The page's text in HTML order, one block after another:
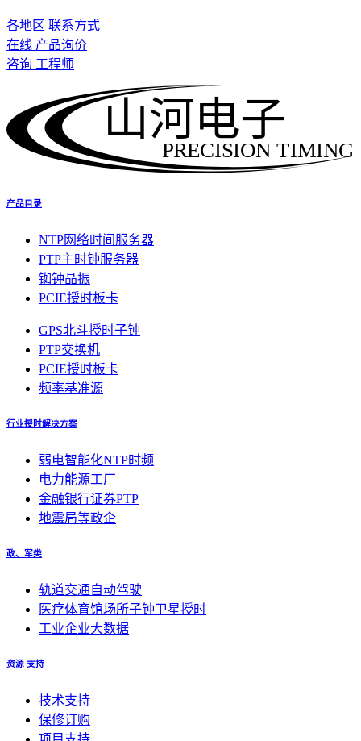
各地区 联系方式
在线 产品询价
咨询 工程师
PRECISION TIMING
山河电子
产品目录
NTP网络时间服务器
PTP主时钟服务器
铷钟晶振
PCIE授时板卡
GPS北斗授时子钟
PTP交换机
PCIE授时板卡
频率基准源
行业授时解决方案
弱电智能化NTP时频
电力能源工厂
金融银行证券PTP
地震局等政企
政、军类
轨道交通自动驾驶
医疗体育馆场所子钟卫星授时
工业企业大数据
资源 支持
技术支持
保修订购